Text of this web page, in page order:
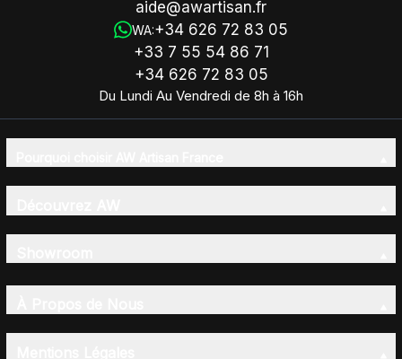
aide@awartisan.fr
WA:+34 626 72 83 05
+33 7 55 54 86 71
+34 626 72 83 05
Du Lundi Au Vendredi de 8h à 16h